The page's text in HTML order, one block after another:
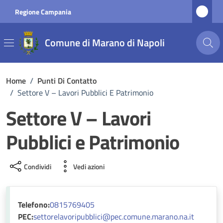
Regione Campania
Comune di Marano di Napoli
Home / Punti Di Contatto
/ Settore V – Lavori Pubblici E Patrimonio
Settore V – Lavori
Pubblici e Patrimonio
Condividi Vedi azioni
Telefono:0815769405
PEC:settorelavoripubblici@pec.comune.marano.na.it